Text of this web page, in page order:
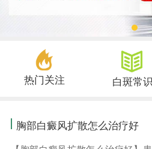
热门关注 白斑常识
胸部白癜风扩散怎么治疗好